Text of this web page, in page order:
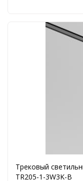
Трековый
TR205-1-3W3K-B